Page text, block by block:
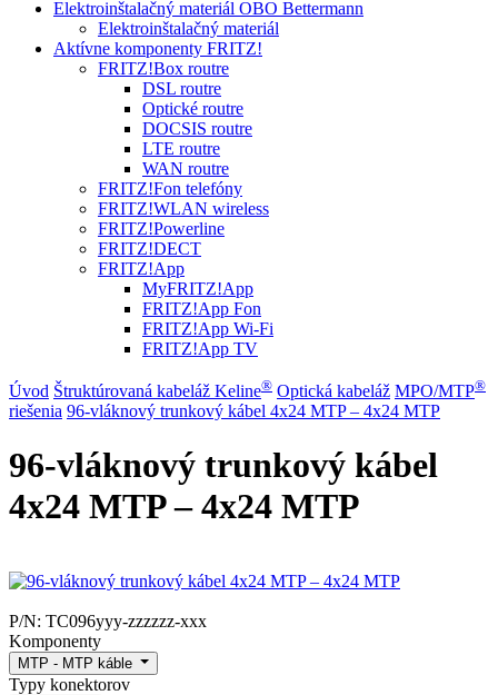
Elektroinštalačný materiál OBO Bettermann
Elektroinštalačný materiál
Aktívne komponenty FRITZ!
FRITZ!Box routre
DSL routre
Optické routre
DOCSIS routre
LTE routre
WAN routre
FRITZ!Fon telefóny
FRITZ!WLAN wireless
FRITZ!Powerline
FRITZ!DECT
FRITZ!App
MyFRITZ!App
FRITZ!App Fon
FRITZ!App Wi-Fi
FRITZ!App TV
Úvod Štruktúrovaná kabeláž Keline® Optická kabeláž MPO/MTP®
riešenia 96-vláknový trunkový kábel 4x24 MTP – 4x24 MTP
96-vláknový trunkový kábel
4x24 MTP – 4x24 MTP
P/N: TC096yyy-zzzzzz-xxx
Komponenty
MTP - MTP káble
Typy konektorov